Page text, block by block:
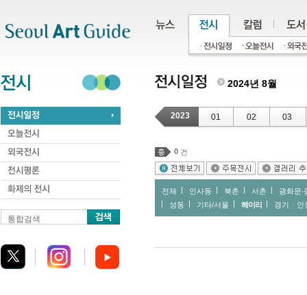
통합검색
2024년 8월
2023 01 02 03
0 건
전체 인사동 북촌 서촌
광화문∙
성동
기타/서울 헤이리 경기ㆍ인